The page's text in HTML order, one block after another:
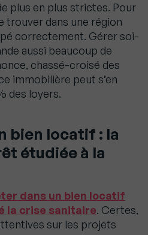
plus en plus strictes. Pour
trouver dans une région
correctement. Gérer soi-
aussi beaucoup de
chassé-croisé des
immobilière peut s’en
des loyers.
bien locatif : la
étudiée à la
dans un bien locatif
la crise sanitaire. Certes,
sur les projets